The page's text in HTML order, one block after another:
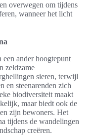
overwegen om tijdens
wanneer het licht
ander hoogtepunt
zeldzame
sieren, terwijl
en steenarenden zich
biodiversiteit maakt
maar biedt ook de
zijn bewoners. Het
tijdens de wandelingen
creëren.